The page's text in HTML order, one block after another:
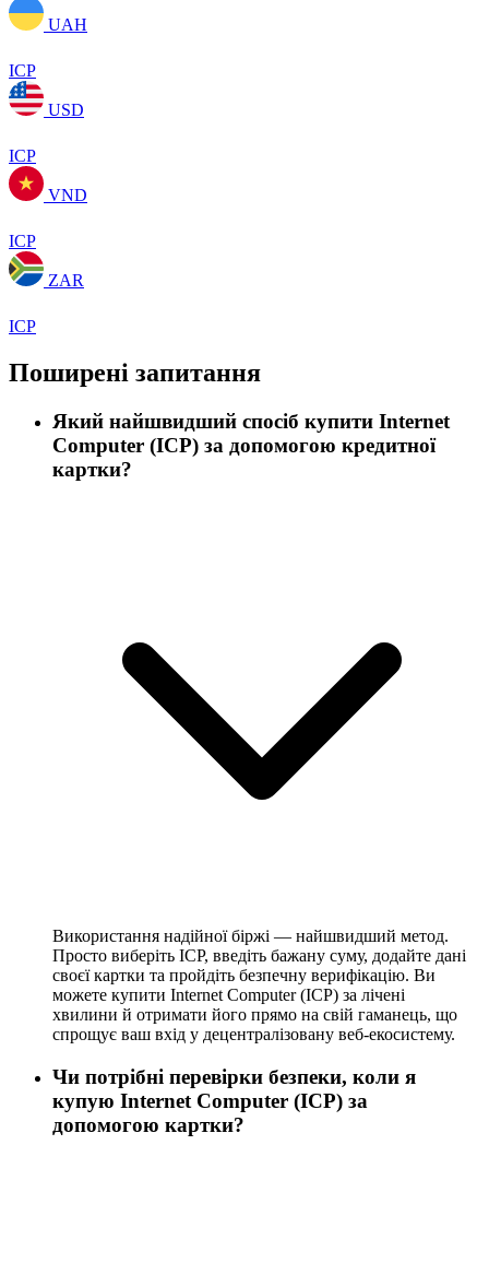
UAH
ICP
USD
ICP
VND
ICP
ZAR
ICP
Поширені запитання
Який найшвидший спосіб купити Internet
Computer (ICP) за допомогою кредитної
картки?
Використання надійної біржі — найшвидший метод.
Просто виберіть ICP, введіть бажану суму, додайте дані
своєї картки та пройдіть безпечну верифікацію. Ви
можете купити Internet Computer (ICP) за лічені
хвилини й отримати його прямо на свій гаманець, що
спрощує ваш вхід у децентралізовану веб-екосистему.
Чи потрібні перевірки безпеки, коли я
купую Internet Computer (ICP) за
допомогою картки?